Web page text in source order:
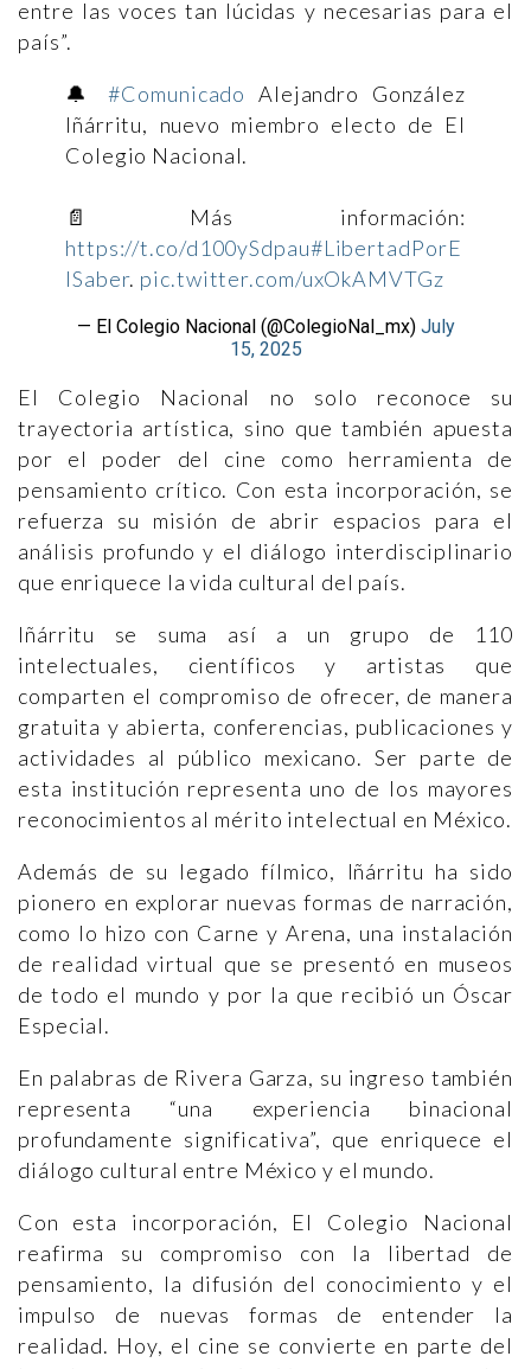
entre las voces tan lúcidas y necesarias para el
país”.
🔔#Comunicado Alejandro González
Iñárritu, nuevo miembro electo de El
Colegio Nacional.
📄Más información:
https://t.co/d100ySdpau#LibertadPorE
lSaber. pic.twitter.com/uxOkAMVTGz
— El Colegio Nacional (@ColegioNal_mx) July
15, 2025
El Colegio Nacional no solo reconoce su
trayectoria artística, sino que también apuesta
por el poder del cine como herramienta de
pensamiento crítico. Con esta incorporación, se
refuerza su misión de abrir espacios para el
análisis profundo y el diálogo interdisciplinario
que enriquece la vida cultural del país.
Iñárritu se suma así a un grupo de 110
intelectuales, científicos y artistas que
comparten el compromiso de ofrecer, de manera
gratuita y abierta, conferencias, publicaciones y
actividades al público mexicano. Ser parte de
esta institución representa uno de los mayores
reconocimientos al mérito intelectual en México.
Además de su legado fílmico, Iñárritu ha sido
pionero en explorar nuevas formas de narración,
como lo hizo con Carne y Arena, una instalación
de realidad virtual que se presentó en museos
de todo el mundo y por la que recibió un Óscar
Especial.
En palabras de Rivera Garza, su ingreso también
representa “una experiencia binacional
profundamente significativa”, que enriquece el
diálogo cultural entre México y el mundo.
Con esta incorporación, El Colegio Nacional
reafirma su compromiso con la libertad de
pensamiento, la difusión del conocimiento y el
impulso de nuevas formas de entender la
realidad. Hoy, el cine se convierte en parte del